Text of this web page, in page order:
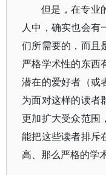
但是，在专业
人中，确实也会有
们所需要的，而且
严格学术性的东西
潜在的爱好者（或
为面对这样的读者
更加扩大受众范围
能把这些读者排斥
高、那么严格的学